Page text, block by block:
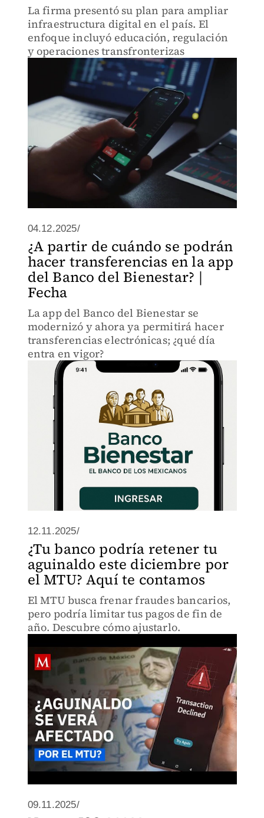
La firma presentó su plan para ampliar
infraestructura digital en el país. El
enfoque incluyó educación, regulación
y operaciones transfronterizas
04.12.2025/
¿A partir de cuándo se podrán
hacer transferencias en la app
del Banco del Bienestar? |
Fecha
La app del Banco del Bienestar se
modernizó y ahora ya permitirá hacer
transferencias electrónicas; ¿qué día
entra en vigor?
12.11.2025/
¿Tu banco podría retener tu
aguinaldo este diciembre por
el MTU? Aquí te contamos
El MTU busca frenar fraudes bancarios,
pero podría limitar tus pagos de fin de
año. Descubre cómo ajustarlo.
09.11.2025/